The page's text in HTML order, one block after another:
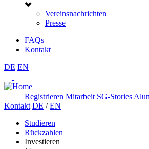
Vereinsnachrichten
Presse
FAQs
Kontakt
DE EN
Registrieren Mitarbeit SG-Stories
Kontakt DE / EN
Studieren
Rückzahlen
Investieren